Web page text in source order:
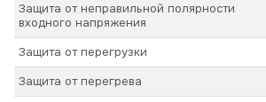
Защита от неправильной полярности
входного напряжения
Защита от перегрузки
Защита от перегрева